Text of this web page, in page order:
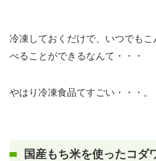
冷凍しておくだけで、いつでも
べることができるなんて・・・
やはり冷凍食品てすごい・・・。
国産もち米を使ったコダ